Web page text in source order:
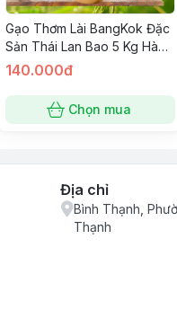
Gạo Thơm Lài BangKok Đặc
Sản Thái Lan Bao 5 Kg Hàng
Loại 1- Trắng Cơm Thơm
Rice
140.000đ
Chọn mua
Địa chỉ
Bình Thạnh,
Thạnh